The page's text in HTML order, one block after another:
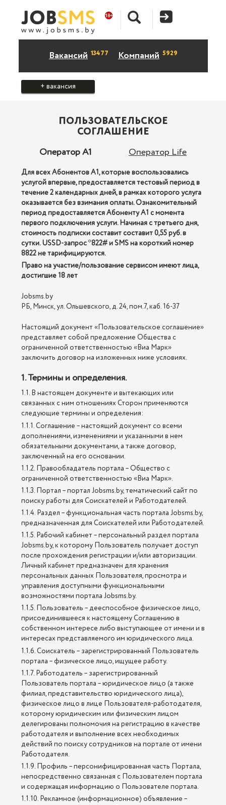
Вакансий 13477 Компаний 5929
+ вакансия
ПОЛЬЗОВАТЕЛЬСКОЕ
СОГЛАШЕНИЕ
Оператор A1 Оператор Life
Для всех Абонентов А1, которые воспользовались
услугой впервые, предоставляется тестовый период в
течение 2 календарных дней, в рамках которого услуга
оказывается без взимания оплаты. Ознакомительный
период предоставляется Абоненту А1 с момента
первого подключения услуги. Начиная с третьего дня,
стоимость подписки составит составит 0,55 руб. в
сутки. USSD-запрос *822# и SMS на короткий номер
8822 не тарифицируются.
Право на участие/пользование сервисом имеют лица,
достигшие 18 лет
Jobsms.by
РБ, Минск, ул. Ольшевского, д. 24, пом.7, каб. 16-37
Настоящий документ «Пользовательское соглашение»
представляет собой предложение Общества с
ограниченной ответственностью «Виа Марк»
заключить договор на изложенных ниже условиях.
1. Термины и определения.
1.1. В настоящем документе и вытекающих или
связанных с ним отношениях Сторон применяются
следующие термины и определения:
1.1.1. Соглашение – настоящий документ со всеми
дополнениями, изменениями и указанными в нем
обязательными документами, а также договор,
заключенный на его основании.
1.1.2. Правообладатель портала – Общество с
ограниченной ответственностью «Виа Марк».
1.1.3. Портал – портал Jobsms.by, тематический сайт по
поиску работы для Соискателей и Работодателей.
1.1.4. Раздел – функциональная часть портала Jobsms.by,
предназначенная для Соискателей или Работодателей.
1.1.5. Рабочий кабинет – персональный раздел портала
Jobsms.by, к которому Пользователь получает доступ
после прохождения регистрации и/или авторизации.
Личный кабинет предназначен для хранения
персональных данных Пользователя, просмотра и
управления доступными функциональными
возможностями портала Jobsms.by.
1.1.5. Пользователь – дееспособное физическое лицо,
присоединившееся к настоящему Соглашению в
собственном интересе либо выступающее от имени и в
интересах представляемого им юридического лица.
1.1.6. Соискатель – зарегистрированный Пользователь
портала – физическое лицо, ищущее работу.
1.1.7. Работодатель – зарегистрированный
Пользователь портала – юридическое лицо (а также
филиал, представительство юридического лица),
физическое лицо в лице Пользователя-работодателя,
которому юридическим или физическим лицом
делегированы полномочия на регистрацию в качестве
работодателя и выполнение всех необходимых
действий по поиску сотрудников на портале от имени
Работодателя.
1.1.9. Профиль – персонифицированная часть Портала,
непосредственно связанная с Пользователем портала
и содержащая информацию о Пользователе портала.
1.1.10. Рекламное (информационное) объявление –